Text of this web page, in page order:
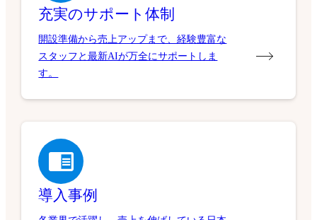
開設準備から売上アップまで、経験豊富な
スタッフと最新AIが万全にサポートしま
す。
導入事例
各業界で活躍し、売上を伸ばしている日本
全国のショップ事例をご紹介します。